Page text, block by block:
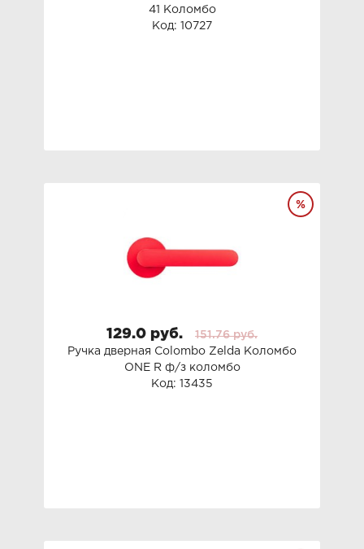
41 Коломбо
Код: 10727
129.0 руб.
151.76 руб.
Ручка дверная Colombo Zelda Коломбо
ONE R ф/з коломбо
Код: 13435